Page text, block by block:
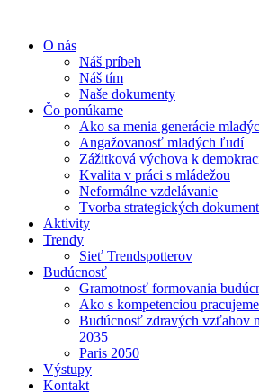
O nás
Náš príbeh
Náš tím
Naše dokumenty
Čo ponúkame
Ako sa menia generácie
Angažovanosť mladých ľudí
Zážitková výchova k
Kvalita v práci s mládežou
Neformálne vzdelávanie
Tvorba strategických
Aktivity
Trendy
Sieť Trendspotterov
Budúcnosť
Gramotnosť formovania
Ako s kompetenciou
Budúcnosť zdravých vzťahov
2035
Paris 2050
Výstupy
Kontakt